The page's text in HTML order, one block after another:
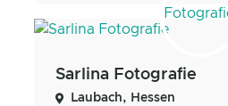
Sarlina Fotografie
Laubach, Hessen